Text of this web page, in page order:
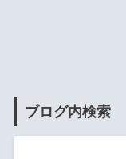
ブログ内検索